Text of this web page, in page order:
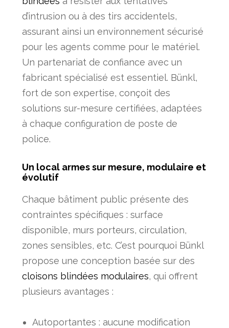
d’intrusion ou à des tirs accidentels,
assurant ainsi un environnement sécurisé
pour les agents comme pour le matériel.
Un partenariat de confiance avec un
fabricant spécialisé est essentiel. Bünkl,
fort de son expertise, conçoit des
solutions sur-mesure certifiées, adaptées
à chaque configuration de poste de
police.
Un local armes sur mesure, modulaire et
évolutif
Chaque bâtiment public présente des
contraintes spécifiques : surface
disponible, murs porteurs, circulation,
zones sensibles, etc. C’est pourquoi Bünkl
propose une conception basée sur des
cloisons blindées modulaires, qui offrent
plusieurs avantages :
Autoportantes : aucune modification